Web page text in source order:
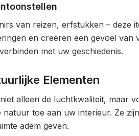
van reizen, erfstukken – deze
en creëren een gevoel van
met uw geschiedenis.
Elementen
alleen de luchtkwaliteit, maar
natuur toe aan uw interieur. Ze
adem geven.